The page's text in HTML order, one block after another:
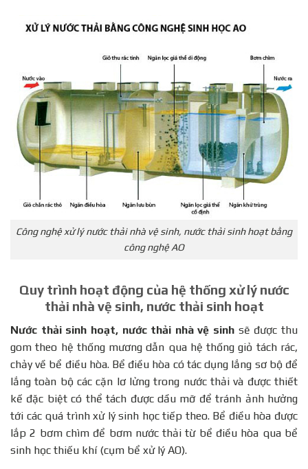
Công nghệ xử lý nước thải nhà vệ sinh, nước thải sinh hoạt bằng
công nghệ AO
Quy trình hoạt động của hệ thống xử lý nước
thải nhà vệ sinh, nước thải sinh hoạt
Nước thải sinh hoạt, nước thải nhà vệ sinh sẽ được thu
gom theo hệ thống mương dẫn qua hệ thống giỏ tách rác,
chảy về bể điều hòa. Bể điều hòa có tác dụng lắng sơ bộ để
lắng toàn bộ các cặn lơ lửng trong nước thải và được thiết
kế đặc biệt có thể tách được dầu mỡ để tránh ảnh hưởng
tới các quá trình xử lý sinh học tiếp theo. Bể điều hòa được
lắp 2 bơm chìm để bơm nước thải từ bể điều hòa qua bể
sinh học thiếu khí (cụm bể xử lý AO).